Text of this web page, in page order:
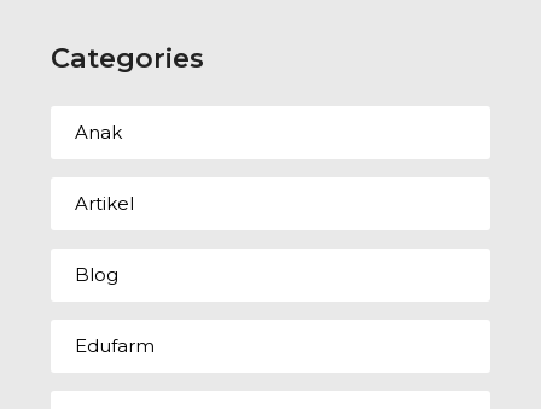
Categories
Anak
Artikel
Blog
Edufarm